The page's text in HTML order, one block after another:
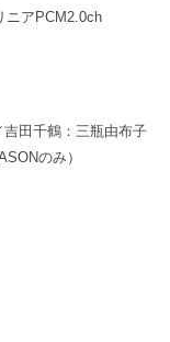
ニアPCM2.0ch
田千鶴：三瓶由布子
のみ）